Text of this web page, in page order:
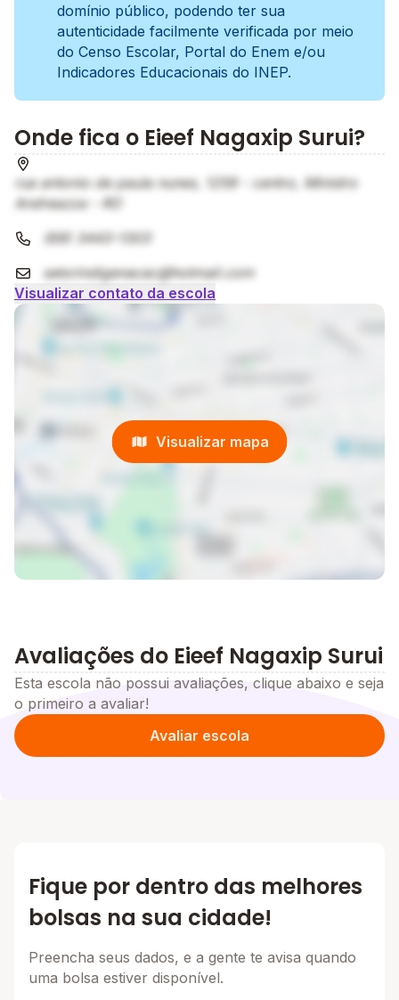
domínio público, podendo ter sua
autenticidade facilmente verificada por meio
do Censo Escolar, Portal do Enem e/ou
Indicadores Educacionais do INEP.
Onde fica o Eieef Nagaxip Surui?
rua antonio de paula nunes, 1259 - centro, Ministro
Andreazza - RO
(69) 3443-1303
setorindigenacac@hotmail.com
Visualizar contato da escola
Visualizar mapa
Avaliações do Eieef Nagaxip Surui
Esta escola não possui avaliações, clique abaixo e seja
o primeiro a avaliar!
Avaliar escola
Fique por dentro das melhores
bolsas na sua cidade!
Preencha seus dados, e a gente te avisa quando
uma bolsa estiver disponível.